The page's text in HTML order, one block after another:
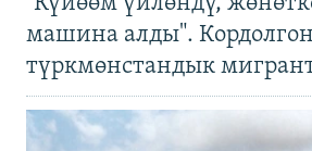
машина алды". Кордолгон
түркмөнстандык